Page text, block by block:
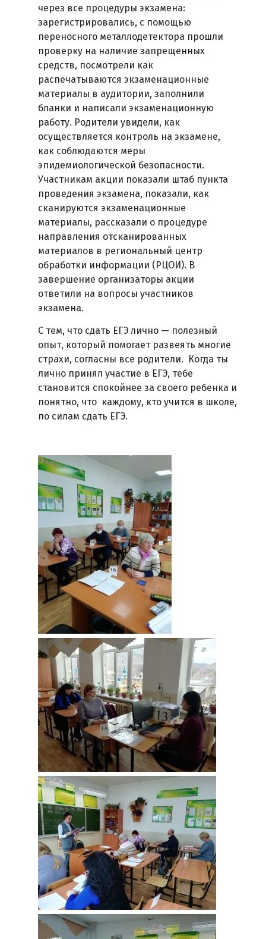
через все процедуры экзамена:
зарегистрировались, с помощью
переносного металлодетектора прошли
проверку на наличие запрещенных
средств, посмотрели как
распечатываются экзаменационные
материалы в аудитории, заполнили
бланки и написали экзаменационную
работу. Родители увидели, как
осуществляется контроль на экзамене,
как соблюдаются меры
эпидемиологической безопасности.
Участникам акции показали штаб пункта
проведения экзамена, показали, как
сканируются экзаменационные
материалы, рассказали о процедуре
направления отсканированных
материалов в региональный центр
обработки информации (РЦОИ). В
завершение организаторы акции
ответили на вопросы участников
экзамена.
С тем, что сдать ЕГЭ лично — полезный
опыт, который помогает развеять многие
страхи, согласны все родители. Когда ты
лично принял участие в ЕГЭ, тебе
становится спокойнее за своего ребенка и
понятно, что каждому, кто учится в школе,
по силам сдать ЕГЭ.